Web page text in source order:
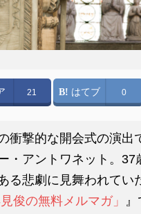
21 はてブ 0
衝撃的な開会式の演
・アントワネット。
る悲劇に見舞われて
俊の無料メルマガ」